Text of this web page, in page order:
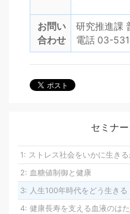
お問い
合わせ
研究推進課
電話 03-
セミナ
1: ストレス社会をいかに生き
2: 血糖値制御と健康
3: 人生100年時代をどう生きる
4: 健康長寿を支える血液のはた